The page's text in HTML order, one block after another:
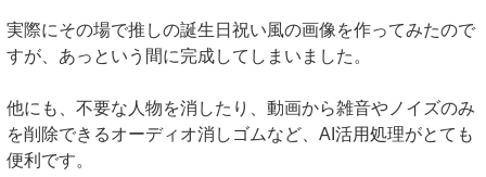
実際にその場で推しの誕生日祝い風の画像を作ってみたので
すが、あっという間に完成してしまいました。
他にも、不要な人物を消したり、動画から雑音やノイズのみ
を削除できるオーディオ消しゴムなど、AI活用処理がとても
便利です。